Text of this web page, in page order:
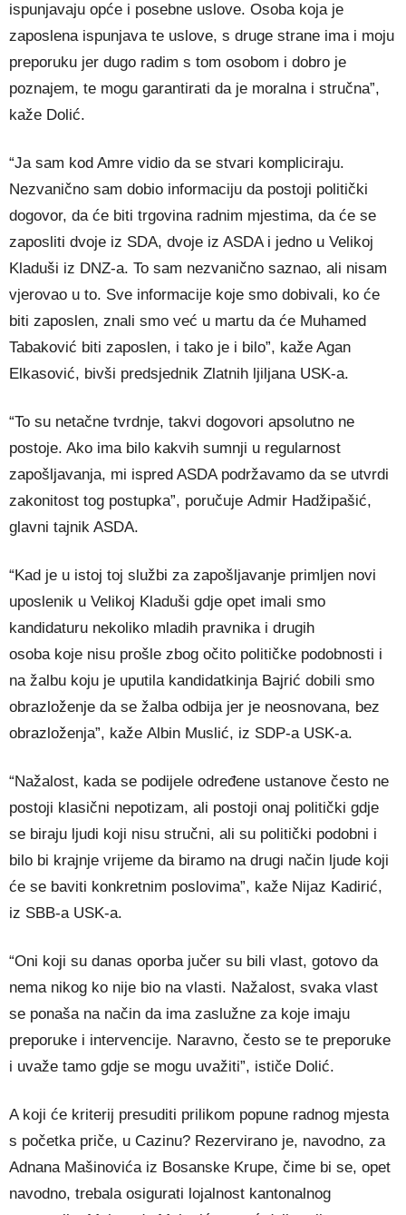
ispunjavaju opće i posebne uslove. Osoba koja je
zaposlena ispunjava te uslove, s druge strane ima i moju
preporuku jer dugo radim s tom osobom i dobro je
poznajem, te mogu garantirati da je moralna i stručna”,
kaže Dolić.
“Ja sam kod Amre vidio da se stvari kompliciraju.
Nezvanično sam dobio informaciju da postoji politički
dogovor, da će biti trgovina radnim mjestima, da će se
zaposliti dvoje iz SDA, dvoje iz ASDA i jedno u Velikoj
Kladuši iz DNZ-a. To sam nezvanično saznao, ali nisam
vjerovao u to. Sve informacije koje smo dobivali, ko će
biti zaposlen, znali smo već u martu da će Muhamed
Tabaković biti zaposlen, i tako je i bilo”, kaže Agan
Elkasović, bivši predsjednik Zlatnih ljiljana USK-a.
“To su netačne tvrdnje, takvi dogovori apsolutno ne
postoje. Ako ima bilo kakvih sumnji u regularnost
zapošljavanja, mi ispred ASDA podržavamo da se utvrdi
zakonitost tog postupka”, poručuje Admir Hadžipašić,
glavni tajnik ASDA.
“Kad je u istoj toj službi za zapošljavanje primljen novi
uposlenik u Velikoj Kladuši gdje opet imali smo
kandidaturu nekoliko mladih pravnika i drugih
osoba koje nisu prošle zbog očito političke podobnosti i
na žalbu koju je uputila kandidatkinja Bajrić dobili smo
obrazloženje da se žalba odbija jer je neosnovana, bez
obrazloženja”, kaže Albin Muslić, iz SDP-a USK-a.
“Nažalost, kada se podijele određene ustanove često ne
postoji klasični nepotizam, ali postoji onaj politički gdje
se biraju ljudi koji nisu stručni, ali su politički podobni i
bilo bi krajnje vrijeme da biramo na drugi način ljude koji
će se baviti konkretnim poslovima”, kaže Nijaz Kadirić,
iz SBB-a USK-a.
“Oni koji su danas oporba jučer su bili vlast, gotovo da
nema nikog ko nije bio na vlasti. Nažalost, svaka vlast
se ponaša na način da ima zaslužne za koje imaju
preporuke i intervencije. Naravno, često se te preporuke
i uvaže tamo gdje se mogu uvažiti”, ističe Dolić.
A koji će kriterij presuditi prilikom popune radnog mjesta
s početka priče, u Cazinu? Rezervirano je, navodno, za
Adnana Mašinovića iz Bosanske Krupe, čime bi se, opet
navodno, trebala osigurati lojalnost kantonalnog